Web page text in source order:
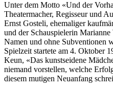
Unter dem Motto «Und der
Theatermacher, Regisseur und
Ernst Gosteli, ehemaliger
und der Schauspielerin Marianne
Namen und ohne Subventionen
Spielzeit startete am 4. Oktober
Keun, «Das kunstseidene
niemand vorstellen, welche
diesem mutigen Neuanfang